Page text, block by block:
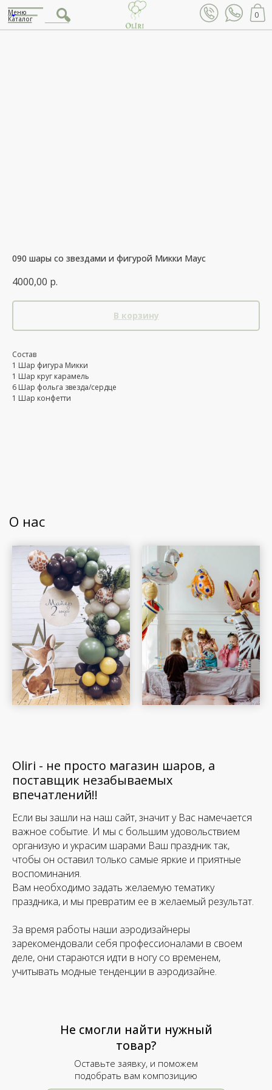
0
Каталог
Меню
090 шары со звездами и фигурой Микки Маус
4000,00 р.
В корзину
Состав
1 Шар фигура Микки
1 Шар круг карамель
6 Шар фольга звезда/сердце
1 Шар конфетти
О нас
Oliri - не просто магазин шаров, а
поставщик незабываемых
впечатлений!!
Если вы зашли на наш сайт, значит у Вас намечается
важное событие. И мы с большим удовольствием
организую и украсим шарами Ваш праздник так,
чтобы он оставил только самые яркие и приятные
воспоминания.
Вам необходимо задать желаемую тематику
праздника, и мы превратим ее в желаемый результат.
За время работы наши аэродизайнеры
зарекомендовали себя профессионалами в своем
деле, они стараются идти в ногу со временем,
учитывать модные тенденции в аэродизайне.
Не смогли найти нужный
товар?
Оставьте заявку, и поможем
подобрать вам композицию